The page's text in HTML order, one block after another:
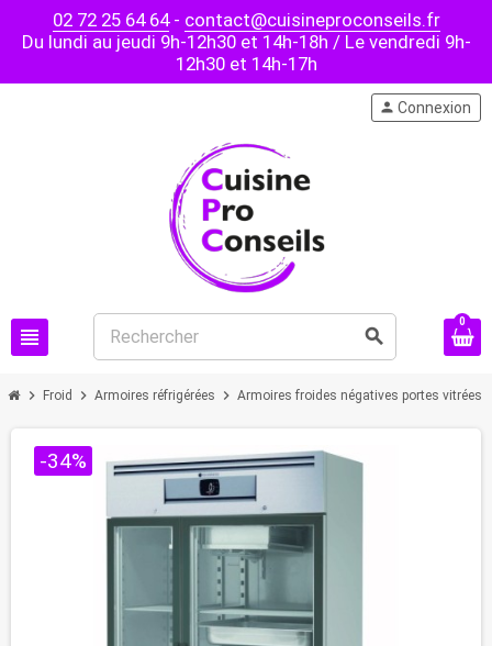
02 72 25 64 64- contact@cuisineproconseils.fr
Du lundi au jeudi 9h-12h30 et 14h-18h / Le vendredi 9h-
12h30 et 14h-17h
view_headline search
person Connexion
0
chevron_right Froid chevron_right Armoires réfrigérées chevron_right Armoires froides négatives portes vitrées
-34%